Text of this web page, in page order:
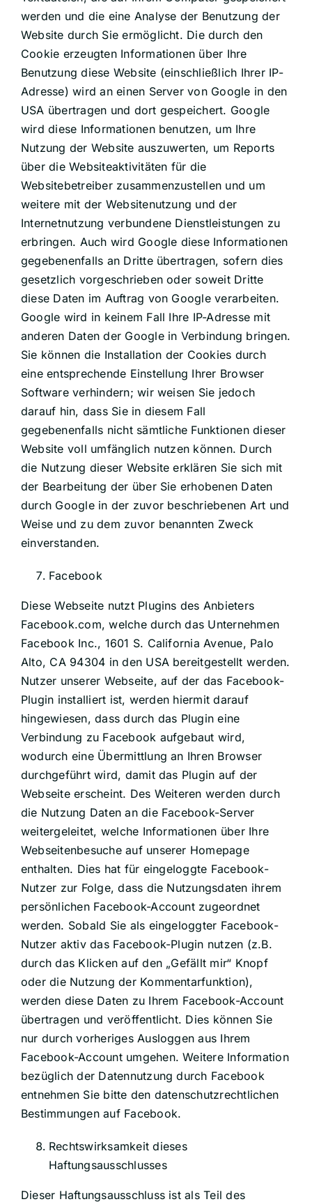
werden und die eine Analyse der Benutzung der
Website durch Sie ermöglicht. Die durch den
Cookie erzeugten Informationen über Ihre
Benutzung diese Website (einschließlich Ihrer IP-
Adresse) wird an einen Server von Google in den
USA übertragen und dort gespeichert. Google
wird diese Informationen benutzen, um Ihre
Nutzung der Website auszuwerten, um Reports
über die Websiteaktivitäten für die
Websitebetreiber zusammenzustellen und um
weitere mit der Websitenutzung und der
Internetnutzung verbundene Dienstleistungen zu
erbringen. Auch wird Google diese Informationen
gegebenenfalls an Dritte übertragen, sofern dies
gesetzlich vorgeschrieben oder soweit Dritte
diese Daten im Auftrag von Google verarbeiten.
Google wird in keinem Fall Ihre IP-Adresse mit
anderen Daten der Google in Verbindung bringen.
Sie können die Installation der Cookies durch
eine entsprechende Einstellung Ihrer Browser
Software verhindern; wir weisen Sie jedoch
darauf hin, dass Sie in diesem Fall
gegebenenfalls nicht sämtliche Funktionen dieser
Website voll umfänglich nutzen können. Durch
die Nutzung dieser Website erklären Sie sich mit
der Bearbeitung der über Sie erhobenen Daten
durch Google in der zuvor beschriebenen Art und
Weise und zu dem zuvor benannten Zweck
einverstanden.
Facebook
Diese Webseite nutzt Plugins des Anbieters
Facebook.com, welche durch das Unternehmen
Facebook Inc., 1601 S. California Avenue, Palo
Alto, CA 94304 in den USA bereitgestellt werden.
Nutzer unserer Webseite, auf der das Facebook-
Plugin installiert ist, werden hiermit darauf
hingewiesen, dass durch das Plugin eine
Verbindung zu Facebook aufgebaut wird,
wodurch eine Übermittlung an Ihren Browser
durchgeführt wird, damit das Plugin auf der
Webseite erscheint. Des Weiteren werden durch
die Nutzung Daten an die Facebook-Server
weitergeleitet, welche Informationen über Ihre
Webseitenbesuche auf unserer Homepage
enthalten. Dies hat für eingeloggte Facebook-
Nutzer zur Folge, dass die Nutzungsdaten ihrem
persönlichen Facebook-Account zugeordnet
werden. Sobald Sie als eingeloggter Facebook-
Nutzer aktiv das Facebook-Plugin nutzen (z.B.
durch das Klicken auf den „Gefällt mir“ Knopf
oder die Nutzung der Kommentarfunktion),
werden diese Daten zu Ihrem Facebook-Account
übertragen und veröffentlicht. Dies können Sie
nur durch vorheriges Ausloggen aus Ihrem
Facebook-Account umgehen. Weitere Information
bezüglich der Datennutzung durch Facebook
entnehmen Sie bitte den datenschutzrechtlichen
Bestimmungen auf Facebook.
Rechtswirksamkeit dieses
Haftungsausschlusses
Dieser Haftungsausschluss ist als Teil des